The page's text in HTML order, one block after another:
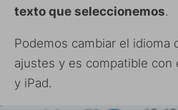
texto que seleccionemos.
Podemos cambiar el idioma
ajustes y es compatible con
y iPad.